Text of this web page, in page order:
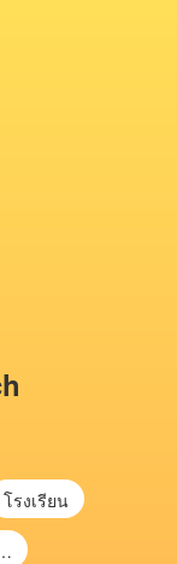
โรงเรียน
วิดีโอ การประกอบมุ้ง